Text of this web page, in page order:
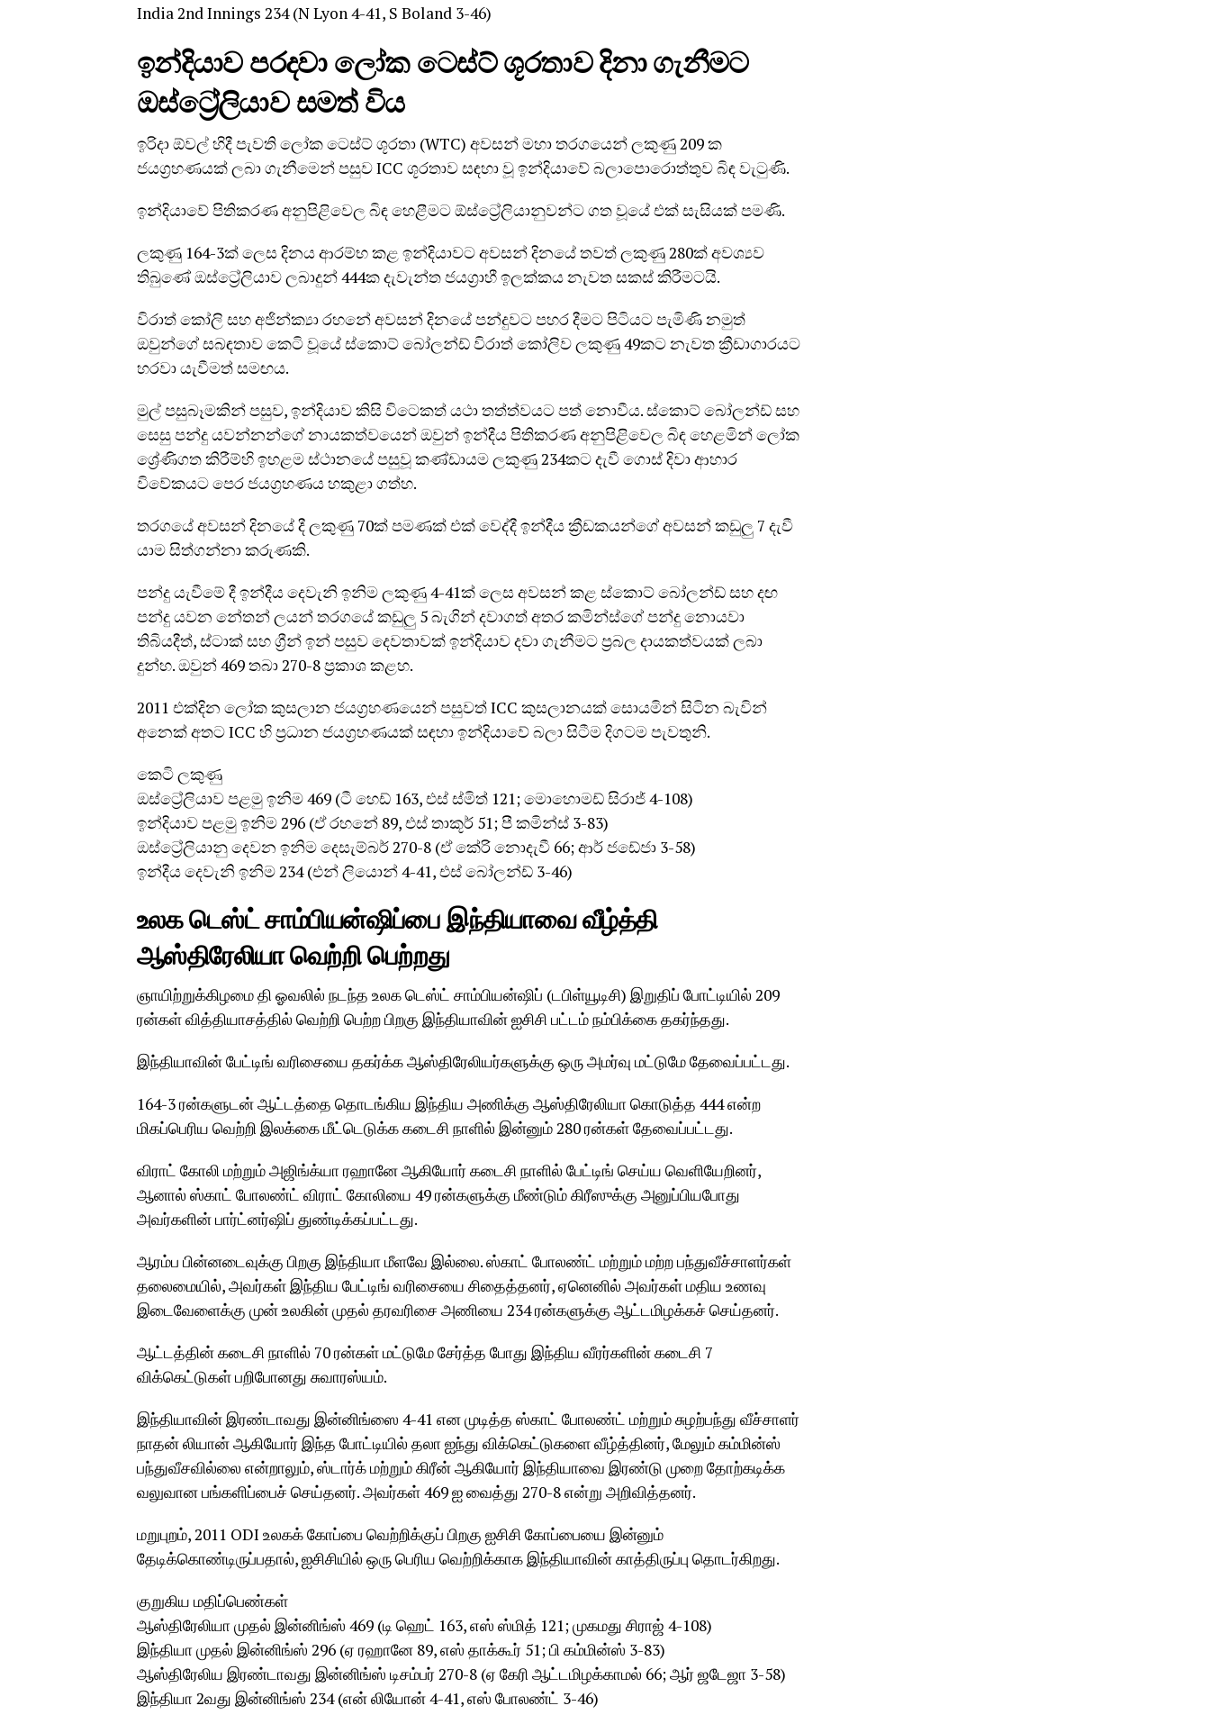
India 2nd Innings 234 (N Lyon 4-41, S Boland 3-46)
ඉන්දියාව පරදවා ලෝක ටෙස්ට් ශූරතාව දිනා ගැනීමට
ඔස්ට්‍රේලියාව සමත් විය
ඉරිදා ඕවල් හිදී පැවති ලෝක ටෙස්ට් ශූරතා (WTC) අවසන් මහා තරගයෙන් ලකුණු 209 ක
ජයග්‍රහණයක් ලබා ගැනීමෙන් පසුව ICC ශූරතාව සඳහා වූ ඉන්දියාවේ බලාපොරොත්තුව බිඳ වැටුණි.
ඉන්දියාවේ පිතිකරණ අනුපිළිවෙල බිඳ හෙළීමට ඕස්ට්‍රේලියානුවන්ට ගත වූයේ එක් සැසියක් පමණි.
ලකුණු 164-3ක් ලෙස දිනය ආරම්භ කළ ඉන්දියාවට අවසන් දිනයේ තවත් ලකුණු 280ක් අවශ්‍යව
තිබුණේ ඔස්ට්‍රේලියාව ලබාදුන් 444ක දැවැන්ත ජයග්‍රාහී ඉලක්කය නැවත සකස් කිරීමටයි.
විරාත් කෝලි සහ අජින්ක්‍යා රහනේ අවසන් දිනයේ පන්දුවට පහර දීමට පිටියට පැමිණි නමුත්
ඔවුන්ගේ සබඳතාව කෙටි වූයේ ස්කොට් බෝලන්ඩ් විරාත් කෝලිව ලකුණු 49කට නැවත ක්‍රීඩාගාරයට
හරවා යැවීමත් සමඟය.
මුල් පසුබෑමකින් පසුව, ඉන්දියාව කිසි විටෙකත් යථා තත්ත්වයට පත් නොවීය. ස්කොට් බෝලන්ඩ් සහ
සෙසු පන්දු යවන්නන්ගේ නායකත්වයෙන් ඔවුන් ඉන්දීය පිතිකරණ අනුපිළිවෙල බිඳ හෙළමින් ලෝක
ශ්‍රේණිගත කිරීම්හි ඉහළම ස්ථානයේ පසුවූ කණ්ඩායම ලකුණු 234කට දැවී ගොස් දිවා ආහාර
විවේකයට පෙර ජයග්‍රහණය හකුළා ගත්හ.
තරගයේ අවසන් දිනයේ දී ලකුණු 70ක් පමණක් එක් වෙද්දී ඉන්දීය ක්‍රීඩකයන්ගේ අවසන් කඩුලු 7 දැවී
යාම සිත්ගන්නා කරුණකි.
පන්දු යැවීමේ දී ඉන්දීය දෙවැනි ඉනිම ලකුණු 4-41ක් ලෙස අවසන් කළ ස්කොට් බෝලන්ඩ් සහ දඟ
පන්දු යවන නේතන් ලයන් තරගයේ කඩුලු 5 බැගින් දවාගත් අතර කමින්ස්ගේ පන්දු නොයවා
තිබියදීත්, ස්ටාක් සහ ග්‍රීන් ඉන් පසුව දෙවතාවක් ඉන්දියාව දවා ගැනීමට ප්‍රබල දායකත්වයක් ලබා
දුන්හ. ඔවුන් 469 තබා 270-8 ප්‍රකාශ කළහ.
2011 එක්දින ලෝක කුසලාන ජයග්‍රහණයෙන් පසුවත් ICC කුසලානයක් සොයමින් සිටින බැවින්
අනෙක් අතට ICC හි ප්‍රධාන ජයග්‍රහණයක් සඳහා ඉන්දියාවේ බලා සිටීම දිගටම පැවතුනි.
කෙටි ලකුණු
ඔස්ට්‍රේලියාව පළමු ඉනිම 469 (ටී හෙඩ් 163, එස් ස්මිත් 121; මොහොමඩ් සිරාජ් 4-108)
ඉන්දියාව පළමු ඉනිම 296 (ඒ රහනේ 89, එස් තාකූර් 51; පී කමින්ස් 3-83)
ඔස්ට්‍රේලියානු දෙවන ඉනිම දෙසැම්බර් 270-8 (ඒ කේරි නොදැවී 66; ආර් ජඩේජා 3-58)
ඉන්දීය දෙවැනි ඉනිම 234 (එන් ලියොන් 4-41, එස් බෝලන්ඩ් 3-46)
உலக டெஸ்ட் சாம்பியன்ஷிப்பை இந்தியாவை வீழ்த்தி
ஆஸ்திரேலியா வெற்றி பெற்றது
ஞாயிற்றுக்கிழமை தி ஓவலில் நடந்த உலக டெஸ்ட் சாம்பியன்ஷிப் (டபிள்யூடிசி) இறுதிப் போட்டியில் 209
ரன்கள் வித்தியாசத்தில் வெற்றி பெற்ற பிறகு இந்தியாவின் ஐசிசி பட்டம் நம்பிக்கை தகர்ந்தது.
இந்தியாவின் பேட்டிங் வரிசையை தகர்க்க ஆஸ்திரேலியர்களுக்கு ஒரு அமர்வு மட்டுமே தேவைப்பட்டது.
164-3 ரன்களுடன் ஆட்டத்தை தொடங்கிய இந்திய அணிக்கு ஆஸ்திரேலியா கொடுத்த 444 என்ற
மிகப்பெரிய வெற்றி இலக்கை மீட்டெடுக்க கடைசி நாளில் இன்னும் 280 ரன்கள் தேவைப்பட்டது.
விராட் கோலி மற்றும் அஜிங்க்யா ரஹானே ஆகியோர் கடைசி நாளில் பேட்டிங் செய்ய வெளியேறினர்,
ஆனால் ஸ்காட் போலண்ட் விராட் கோலியை 49 ரன்களுக்கு மீண்டும் கிரீஸுக்கு அனுப்பியபோது
அவர்களின் பார்ட்னர்ஷிப் துண்டிக்கப்பட்டது.
ஆரம்ப பின்னடைவுக்கு பிறகு இந்தியா மீளவே இல்லை. ஸ்காட் போலண்ட் மற்றும் மற்ற பந்துவீச்சாளர்கள்
தலைமையில், அவர்கள் இந்திய பேட்டிங் வரிசையை சிதைத்தனர், ஏனெனில் அவர்கள் மதிய உணவு
இடைவேளைக்கு முன் உலகின் முதல் தரவரிசை அணியை 234 ரன்களுக்கு ஆட்டமிழக்கச் செய்தனர்.
ஆட்டத்தின் கடைசி நாளில் 70 ரன்கள் மட்டுமே சேர்த்த போது இந்திய வீரர்களின் கடைசி 7
விக்கெட்டுகள் பறிபோனது சுவாரஸ்யம்.
இந்தியாவின் இரண்டாவது இன்னிங்ஸை 4-41 என முடித்த ஸ்காட் போலண்ட் மற்றும் சுழற்பந்து வீச்சாளர்
நாதன் லியான் ஆகியோர் இந்த போட்டியில் தலா ஐந்து விக்கெட்டுகளை வீழ்த்தினர், மேலும் கம்மின்ஸ்
பந்துவீசவில்லை என்றாலும், ஸ்டார்க் மற்றும் கிரீன் ஆகியோர் இந்தியாவை இரண்டு முறை தோற்கடிக்க
வலுவான பங்களிப்பைச் செய்தனர். அவர்கள் 469 ஐ வைத்து 270-8 என்று அறிவித்தனர்.
மறுபுறம், 2011 ODI உலகக் கோப்பை வெற்றிக்குப் பிறகு ஐசிசி கோப்பையை இன்னும்
தேடிக்கொண்டிருப்பதால், ஐசிசியில் ஒரு பெரிய வெற்றிக்காக இந்தியாவின் காத்திருப்பு தொடர்கிறது.
குறுகிய மதிப்பெண்கள்
ஆஸ்திரேலியா முதல் இன்னிங்ஸ் 469 (டி ஹெட் 163, எஸ் ஸ்மித் 121; முகமது சிராஜ் 4-108)
இந்தியா முதல் இன்னிங்ஸ் 296 (ஏ ரஹானே 89, எஸ் தாக்கூர் 51; பி கம்மின்ஸ் 3-83)
ஆஸ்திரேலிய இரண்டாவது இன்னிங்ஸ் டிசம்பர் 270-8 (ஏ கேரி ஆட்டமிழக்காமல் 66; ஆர் ஜடேஜா 3-58)
இந்தியா 2வது இன்னிங்ஸ் 234 (என் லியோன் 4-41, எஸ் போலண்ட் 3-46)